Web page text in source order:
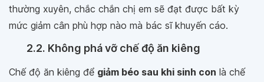
thường xuyên, chắc chắn chị em sẽ đạt được bất kỳ
mức giảm cân phù hợp nào mà bác sĩ khuyến cáo.
2.2. Không phá vỡ chế độ ăn kiêng
Chế độ ăn kiêng để giảm béo sau khi sinh con là chế